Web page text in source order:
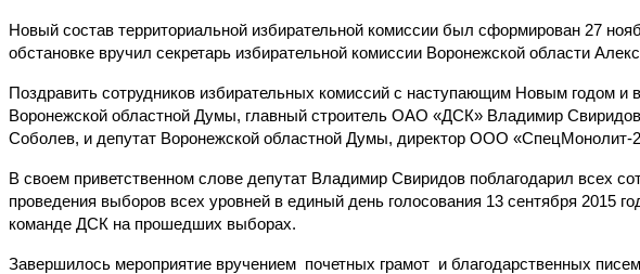
Новый состав территориальной избирательной комиссии был сформирован 27
обстановке вручил секретарь избирательной комиссии Воронежской области
Поздравить сотрудников избирательных комиссий с наступающим Новым годом
Воронежской областной Думы, главный строитель ОАО «ДСК» Владимир
Соболев, и депутат Воронежской областной Думы, директор ООО «СпецМонолит-
В своем приветственном слове депутат Владимир Свиридов поблагодарил всех
проведения выборов всех уровней в единый день голосования 13 сентября 2015
команде ДСК на прошедших выборах.
Завершилось мероприятие вручением почетных грамот и благодарственных